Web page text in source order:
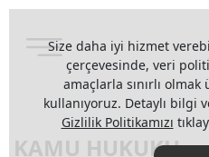
KAMU HUKUKU
Size daha iyi hizmet
çerçevesinde, veri
amaçlarla sınırlı
kullanıyoruz. Detaylı
Gizlilik Politikamızı